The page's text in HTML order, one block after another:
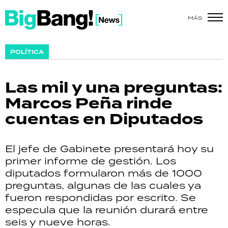
MÁS
POLÍTICA
Las mil y una preguntas:
Marcos Peña rinde
cuentas en Diputados
El jefe de Gabinete presentará hoy su
primer informe de gestión. Los
diputados formularon más de 1000
preguntas, algunas de las cuales ya
fueron respondidas por escrito. Se
especula que la reunión durará entre
seis y nueve horas.
SHOW
ACTUALIDAD
POLICIALES
ECONOMÍA
GRAN HERMANO
SALUD
DEPORTES